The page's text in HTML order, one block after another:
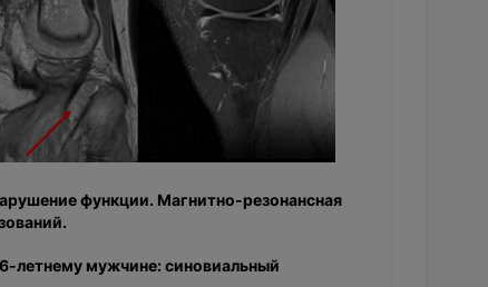
функции. Магнитно-резонансная
летнему мужчине: синовиальный